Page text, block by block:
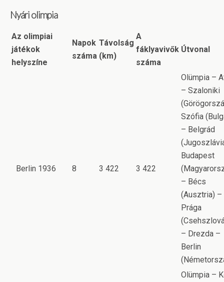
Nyári olimpia
Az olimpiai
játékok
helyszíne
Napok
száma
Távolság
(km)
A
fáklyavivők
száma
Útvonal
Berlin 1936 8 3 422 3 422
Olümpia –
– Szaloniki
Szófia
– Belgrád
Budapest
– Bécs
(Ausztria) –
Prága
– Drezda –
Berlin
Olümpia –